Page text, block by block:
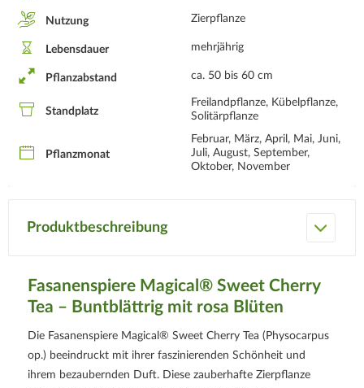
Nutzung Zierpflanze
Lebensdauer mehrjährig
Pflanzabstand ca. 50 bis 60 cm
Standplatz
Freilandpflanze, Kübelpflanze,
Solitärpflanze
Pflanzmonat
Februar, März, April, Mai, Juni,
Juli, August, September,
Oktober, November
Produktbeschreibung
Fasanenspiere Magical® Sweet Cherry
Tea – Buntblättrig mit rosa Blüten
Die Fasanenspiere Magical® Sweet Cherry Tea (Physocarpus
op.) beeindruckt mit ihrer faszinierenden Schönheit und
ihrem bezaubernden Duft. Diese zauberhafte Zierpflanze